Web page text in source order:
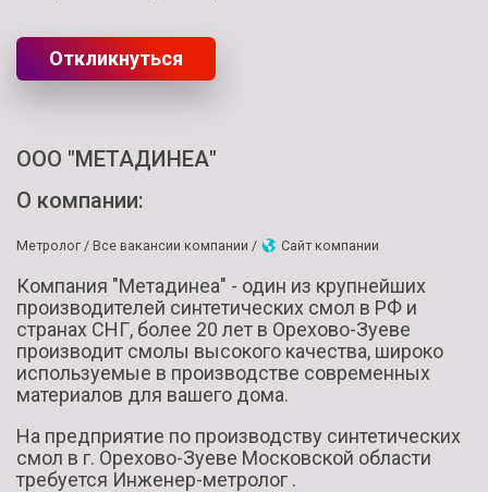
Откликнуться
ООО "МЕТАДИНЕА"
О компании:
Метролог / Все вакансии компании / Сайт компании
Компания "Метадинеа" - один из крупнейших
производителей синтетических смол в РФ и
странах СНГ, более 20 лет в Орехово-Зуеве
производит смолы высокого качества, широко
используемые в производстве современных
материалов для вашего дома.
На предприятие по производству синтетических
смол в г. Орехово-Зуеве Московской области
требуется Инженер-метролог .